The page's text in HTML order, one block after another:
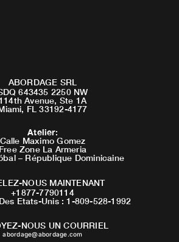
ABORDAGE SRL
643435 2250 NW
Avenue, Ste 1A
FL 33192-4177
Atelier:
Calle Maximo Gomez
Free Zone La Armeria
– République Dominicaine
NOUS MAINTENANT
+1877-7790114
Etats-Unis : 1-809-528-1992
NOUS UN COURRIEL
abordage@abordage.com